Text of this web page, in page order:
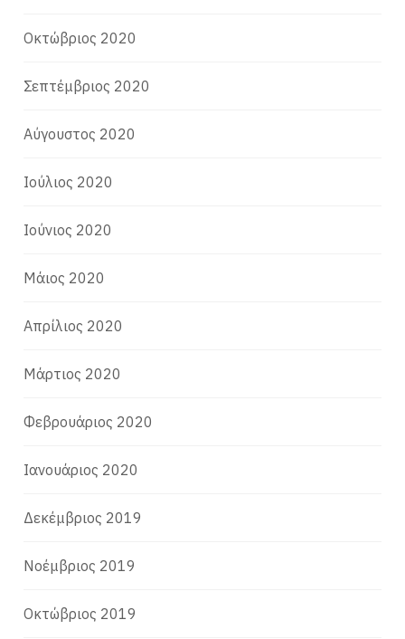
Οκτώβριος 2020
Σεπτέμβριος 2020
Αύγουστος 2020
Ιούλιος 2020
Ιούνιος 2020
Μάιος 2020
Απρίλιος 2020
Μάρτιος 2020
Φεβρουάριος 2020
Ιανουάριος 2020
Δεκέμβριος 2019
Νοέμβριος 2019
Οκτώβριος 2019